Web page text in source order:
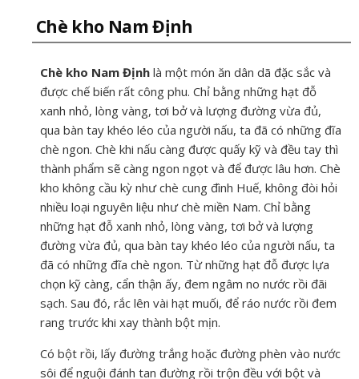
Chè kho Nam Định
Chè kho Nam Định là một món ăn dân dã đặc sắc và
được chế biến rất công phu. Chỉ bằng những hạt đỗ
xanh nhỏ, lòng vàng, tơi bở và lượng đường vừa đủ,
qua bàn tay khéo léo của người nấu, ta đã có những đĩa
chè ngon. Chè khi nấu càng được quấy kỹ và đều tay thì
thành phẩm sẽ càng ngon ngọt và để được lâu hơn. Chè
kho không cầu kỳ như chè cung đình Huế, không đòi hỏi
nhiều loại nguyên liệu như chè miền Nam. Chỉ bằng
những hạt đỗ xanh nhỏ, lòng vàng, tơi bở và lượng
đường vừa đủ, qua bàn tay khéo léo của người nấu, ta
đã có những đĩa chè ngon. Từ những hạt đỗ được lựa
chọn kỹ càng, cẩn thận ấy, đem ngâm no nước rồi đãi
sạch. Sau đó, rắc lên vài hạt muối, để ráo nước rồi đem
rang trước khi xay thành bột mịn.
Có bột rồi, lấy đường trắng hoặc đường phèn vào nước
sôi để nguội đánh tan đường rồi trộn đều với bột và